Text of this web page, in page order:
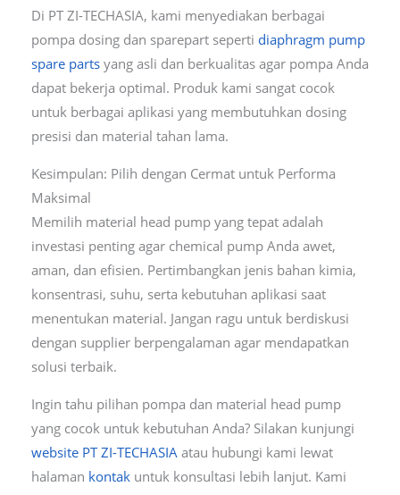
Di PT ZI-TECHASIA, kami menyediakan berbagai
pompa dosing dan sparepart seperti diaphragm pump
spare partsyang asli dan berkualitas agar pompa Anda
dapat bekerja optimal. Produk kami sangat cocok
untuk berbagai aplikasi yang membutuhkan dosing
presisi dan material tahan lama.
Kesimpulan: Pilih dengan Cermat untuk Performa
Maksimal
Memilih material head pump yang tepat adalah
investasi penting agar chemical pump Anda awet,
aman, dan efisien. Pertimbangkan jenis bahan kimia,
konsentrasi, suhu, serta kebutuhan aplikasi saat
menentukan material. Jangan ragu untuk berdiskusi
dengan supplier berpengalaman agar mendapatkan
solusi terbaik.
Ingin tahu pilihan pompa dan material head pump
yang cocok untuk kebutuhan Anda? Silakan kunjungi
website PT ZI-TECHASIA atau hubungi kami lewat
halaman kontakuntuk konsultasi lebih lanjut. Kami